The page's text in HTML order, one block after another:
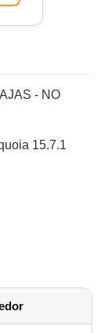
- NO
15.7.1